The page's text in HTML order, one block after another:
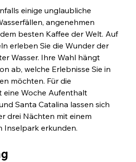
einige unglaubliche
angenehmen
besten Kaffee der Welt. Auf
erleben Sie die Wunder der
Wasser. Ihre Wahl hängt
ab, welche Erlebnisse Sie in
möchten. Für die
eine Woche Aufenthalt
Santa Catalina lassen sich
drei Nächten mit einem
Inselpark erkunden.